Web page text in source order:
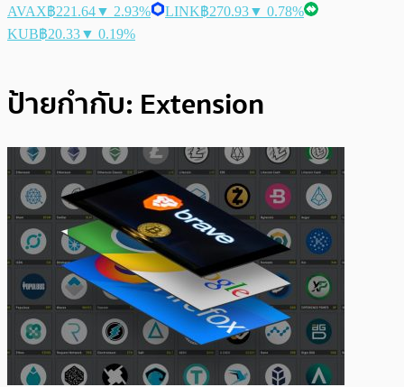
AVAX฿221.64▼ 2.93% LINK฿270.93▼ 0.78%
KUB฿20.33▼ 0.19%
ป้ายกำกับ: Extension